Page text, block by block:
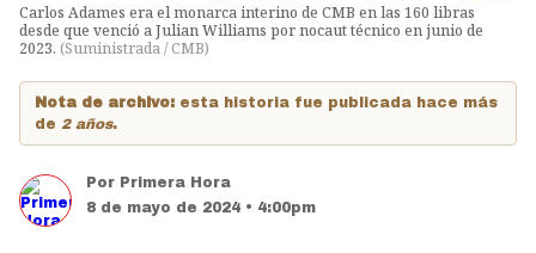
Carlos Adames era el monarca interino de CMB en las 160 libras
desde que venció a Julian Williams por nocaut técnico en junio de
2023. (Suministrada / CMB)
Nota de archivo: esta historia fue publicada hace más
de 2 años.
Por Primera Hora
8 de mayo de 2024 • 4:00pm